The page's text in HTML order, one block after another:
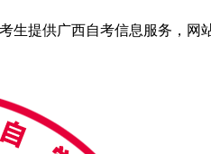
生提供广西自考信息服务，网